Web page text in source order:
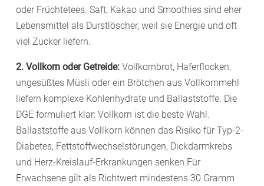
oder Früchtetees. Saft, Kakao und Smoothies sind eher
Lebensmittel als Durstlöscher, weil sie Energie und oft
viel Zucker liefern.
2. Vollkorn oder Getreide: Vollkornbrot, Haferflocken,
ungesüßtes Müsli oder ein Brötchen aus Vollkornmehl
liefern komplexe Kohlenhydrate und Ballaststoffe. Die
DGE formuliert klar: Vollkorn ist die beste Wahl.
Ballaststoffe aus Vollkorn können das Risiko für Typ-2-
Diabetes, Fettstoffwechselstörungen, Dickdarmkrebs
und Herz-Kreislauf-Erkrankungen senken.Für
Erwachsene gilt als Richtwert mindestens 30 Gramm